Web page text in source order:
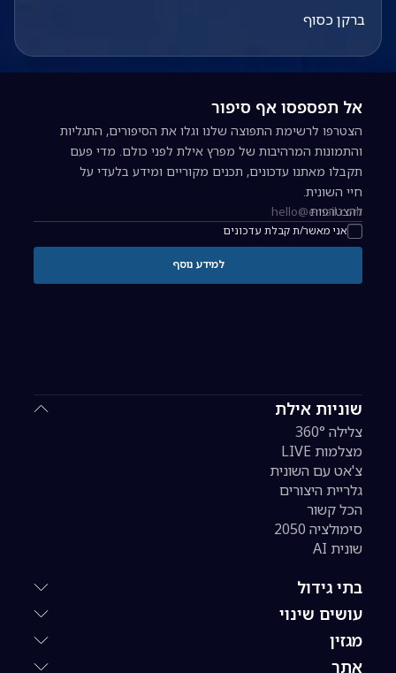
ברקן כסוף
שוניות אילת
צלילה 360°
מצלמות LIVE
צ'אט עם השונית
גלריית היצורים
הכל קשור
סימולציה 2050
שונית AI
בתי גידול
עושים שינוי
מגזין
אתר
אל תפספסו אף סיפור
הצטרפו לרשימת התפוצה שלנו וגלו את הסיפורים, התגליות
והתמונות המרהיבות של מפרץ אילת לפני כולם. מדי פעם
תקבלו מאתנו עדכונים, תכנים מקוריים ומידע בלעדי על
חיי השונית.
כתובת אימייל להרשמה לניוזלטר
אני מאשר/ת קבלת עדכונים
להצטרפות
למידע נוסף